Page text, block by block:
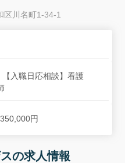
区川名町1-34-1
【入職日応相談】看護
円
の求人情報